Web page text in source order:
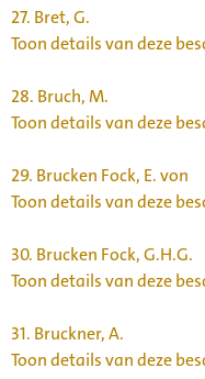
27. Bret, G.
Toon details van deze
28. Bruch, M.
Toon details van deze
29. Brucken Fock, E. von
Toon details van deze
30. Brucken Fock, G.H.G.
Toon details van deze
31. Bruckner, A.
Toon details van deze